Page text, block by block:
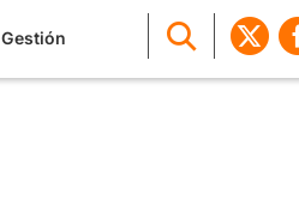
Gestión